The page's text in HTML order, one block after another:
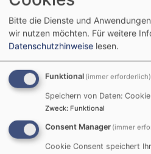
Die nachstehend aufgeführten
folgenden Gründen nicht
Barrieren
und
Sind Ihnen Barrieren beim
www.kiga-regenbogen.com
Sie sich gerne bei uns melden.
Feedback und bemühen uns,
Bitte die Dienste und
wir nutzen möchten. Für weitere
Datenschutzhinweise lesen.
Funktional (immer erforderlich)
Speichern von Daten:
Zweck: Funktional
Consent Manager (immer
Cookie Consent speichert